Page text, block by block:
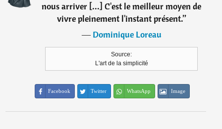
nous arriver [...] C'est le meilleur moyen de
vivre pleinement l'instant présent.”
―Dominique Loreau
Source:
L'art de la simplicité
Facebook Twitter WhatsApp Image